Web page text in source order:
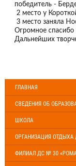
победитель -
2 место у
3 место заняла
Огромное спасибо
Дальнейших
ГЛАВНАЯ
СВЕДЕНИЯ ОБ
ШКОЛА
ОРГАНИЗАЦИЯ ОТДЫХА
ФИЛИАЛ ДС № 30